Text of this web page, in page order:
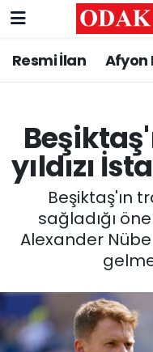
Resmi İlan Afyon
yıldızı
Beşiktaş'ın
sağladığı
Alexander
ASAYİŞ
SİYASET
MAGAZİN
Nöbetçi
Trafik Durumu
Süper Lig
Tüm Manşetler
Son Dakika
Haber Arşivi